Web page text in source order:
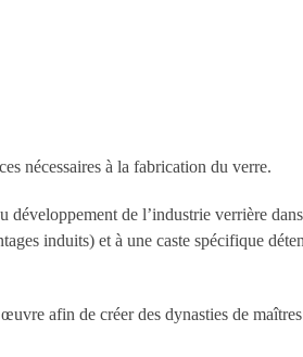
nécessaires à la fabrication du verre.
développement de l’industrie verrière
induits) et à une caste spécifique
afin de créer des dynasties de